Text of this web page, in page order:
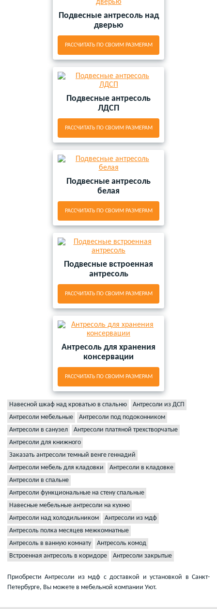
Подвесные антресоль над
дверью
РАССЧИТАТЬ ПО СВОИМ РАЗМЕРАМ
Подвесные антресоль
ЛДСП
РАССЧИТАТЬ ПО СВОИМ РАЗМЕРАМ
Подвесные антресоль
белая
РАССЧИТАТЬ ПО СВОИМ РАЗМЕРАМ
Подвесные встроенная
антресоль
РАССЧИТАТЬ ПО СВОИМ РАЗМЕРАМ
Антресоль для хранения
консервации
РАССЧИТАТЬ ПО СВОИМ РАЗМЕРАМ
Навесной шкаф над кроватью в спальню
Антресоли из ДСП
Антресоли мебельные
Антресоли под подоконником
Антресоли в санузел
Антресоли платяной трехстворчатые
Антресоли для книжного
Заказать антресоли темный венге геннадий
Антресоли мебель для кладовки
Антресоли в кладовке
Антресоли в спальне
Антресоли функциональные на стену спальные
Навесные мебельные антресоли на кухню
Антресоли над холодильником
Антресоли из мдф
Антресоль полка месяцев межкомнатные
Антресоль в ванную комнату
Антресоль комод
Встроенная антресоль в коридоре
Антресоли закрытые
Приобрести Антресоли из мдф с доставкой и установкой в Санкт-
Петербурге, Вы можете в мебельной компании Уют.